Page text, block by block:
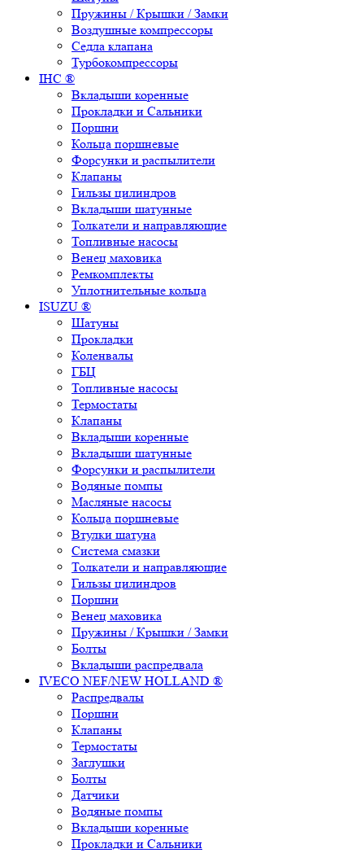
Пружины / Крышки / Замки
Воздушные компрессоры
Седла клапана
Турбокомпрессоры
IHC ®
Вкладыши коренные
Прокладки и Сальники
Поршни
Кольца поршневые
Форсунки и распылители
Клапаны
Гильзы цилиндров
Вкладыши шатунные
Толкатели и направляющие
Топливные насосы
Венец маховика
Ремкомплекты
Уплотнительные кольца
ISUZU ®
Шатуны
Прокладки
Коленвалы
ГБЦ
Топливные насосы
Термостаты
Клапаны
Вкладыши коренные
Вкладыши шатунные
Форсунки и распылители
Водяные помпы
Масляные насосы
Кольца поршневые
Втулки шатуна
Система смазки
Толкатели и направляющие
Гильзы цилиндров
Поршни
Венец маховика
Пружины / Крышки / Замки
Болты
Вкладыши распредвала
IVECO NEF/NEW HOLLAND ®
Распредвалы
Поршни
Клапаны
Термостаты
Заглушки
Болты
Датчики
Водяные помпы
Вкладыши коренные
Прокладки и Сальники